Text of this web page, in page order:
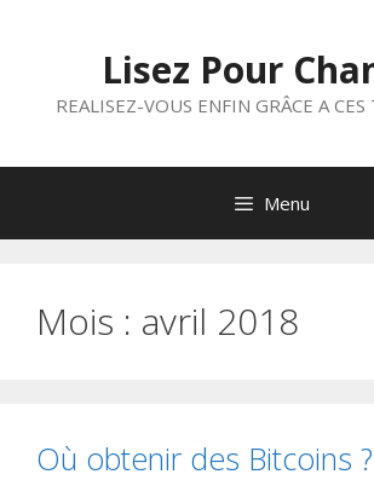
Lisez Pour
REALISEZ-VOUS ENFIN GRÂCE A
Menu
Mois : avril 2018
Où obtenir des Bitcoins ?